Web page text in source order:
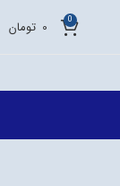
0
0 تومان